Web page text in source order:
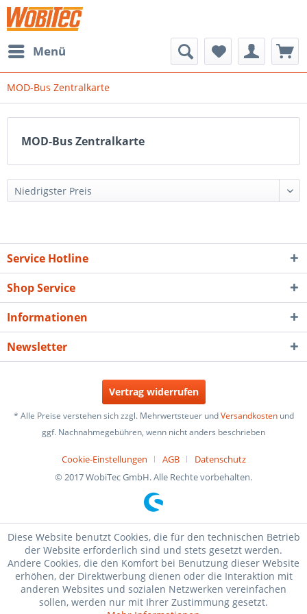
Menü
MOD-Bus Zentralkarte
MOD-Bus Zentralkarte
Service Hotline
Shop Service
Informationen
Newsletter
Vertrag widerrufen
* Alle Preise verstehen sich zzgl. Mehrwertsteuer undVersandkostenund
ggf. Nachnahmegebühren, wenn nicht anders beschrieben
Cookie-Einstellungen AGB
Datenschutz
© 2017 WobiTec GmbH. Alle Rechte vorbehalten.
Diese Website benutzt Cookies, die für den technischen Betrieb
der Website erforderlich sind und stets gesetzt werden.
Andere Cookies, die den Komfort bei Benutzung dieser Website
erhöhen, der Direktwerbung dienen oder die Interaktion mit
anderen Websites und sozialen Netzwerken vereinfachen
sollen, werden nur mit Ihrer Zustimmung gesetzt.